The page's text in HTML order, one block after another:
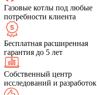
Газовые котлы под любые
потребности клиента
Бесплатная расширенная
гарантия до 5 лет
Собственный центр
исследований и разработок